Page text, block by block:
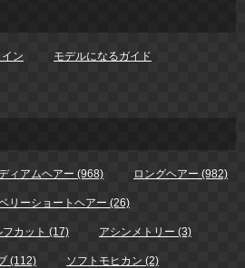
ン モデルになるガイド
ィアムヘアー (968) ロングヘアー (982)
リーショートヘアー (26)
フカット (17) アシンメトリー (3)
(112) ソフトモヒカン (2)